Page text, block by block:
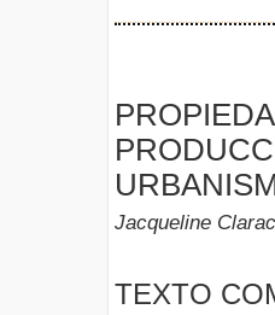
Jacqueline
TEXTO